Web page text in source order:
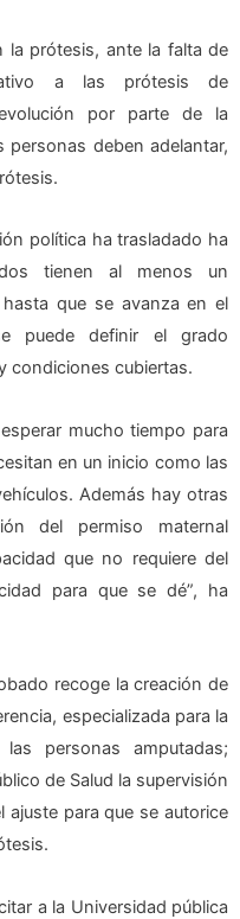
la prótesis, ante la falta de
a las prótesis de
por parte de la
deben adelantar,
política ha trasladado ha
tienen al menos un
que se avanza en el
puede definir el grado
condiciones cubiertas.
mucho tiempo para
en un inicio como las
Además hay otras
del permiso maternal
que no requiere del
para que se dé”, ha
recoge la creación de
especializada para la
personas amputadas;
de Salud la supervisión
para que se autorice
a la Universidad pública